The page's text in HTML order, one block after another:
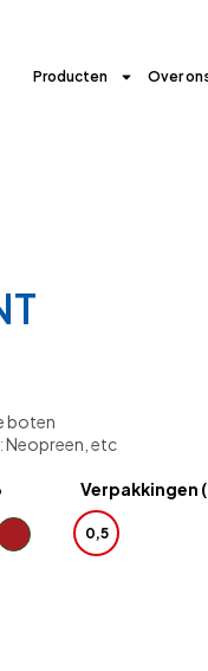
Producten Over
boten
Neopreen, etc
Verpakkingen
0,5